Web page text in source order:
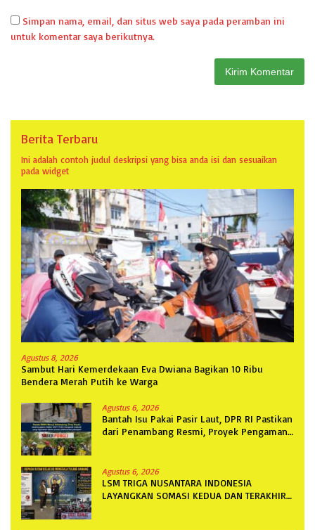
Simpan nama, email, dan situs web saya pada peramban ini
untuk komentar saya berikutnya.
Berita Terbaru
Ini adalah contoh judul deskripsi yang bisa anda isi dan sesuaikan
pada widget
Agustus 8, 2026
Sambut Hari Kemerdekaan Eva Dwiana Bagikan 10 Ribu
Bendera Merah Putih ke Warga
Agustus 6, 2026
Bantah Isu Pakai Pasir Laut, DPR RI Pastikan
dari Penambang Resmi, Proyek Pengaman
Agustus 6, 2026
LSM TRIGA NUSANTARA INDONESIA
LAYANGKAN SOMASI KEDUA DAN TERAKHIR